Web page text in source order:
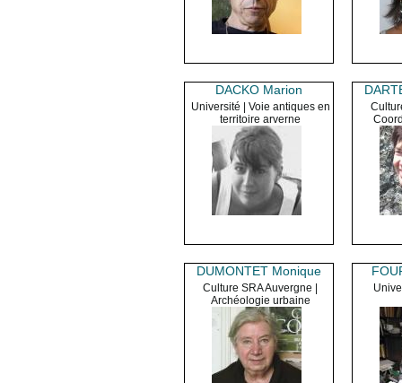
DACKO Marion
Université | Voie antiques en
territoire arverne
DUMONTET Monique
Culture SRA Auvergne |
Archéologie urbaine